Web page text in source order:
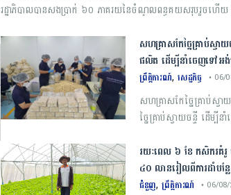
រដ្ឋាភិបាលបានសងប្រាក់ ៦០ ភាគរយនៃចំណូលពន្ធគយសរុបរួចហ
សហគ្រាសកែច្នៃគ្រាប់ស្វា
ផលិត ដើម្បីនាំចេញទៅអ
ព្រឹត្តិការណ៍, សេដ្ឋកិច្ច • 06/
សហគ្រាសកែច្នៃគ្រាប់ស្វ
ច្នៃគ្រាប់ស្វាយចន្ទី ដើម្
រយៈពេល ៦ ខែ កសិករគំ
៤០ លានរៀលពីការដាំបន្ល
ជំនួញ,ព្រឹត្តិការណ៍ • 06/